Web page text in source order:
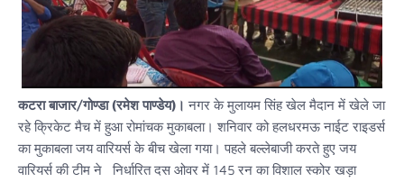
कटरा बाजार/गोण्डा (रमेश पाण्डेय)। नगर के मुलायम सिंह खेल मैदान में खेले जा
रहे क्रिकेट मैच में हुआ रोमांचक मुकाबला। शनिवार को हलधरमऊ नाईट राइडर्स
का मुकाबला जय वारियर्स के बीच खेला गया। पहले बल्लेबाजी करते हुए जय
वारियर्स की टीम ने निर्धारित दस ओवर में 145 रन का विशाल स्कोर खड़ा